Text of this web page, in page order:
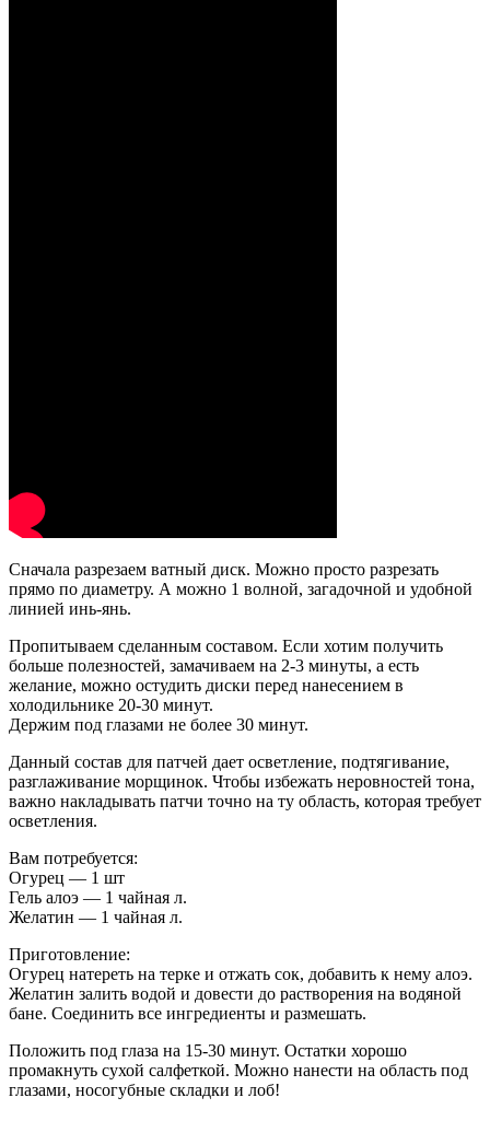
Сначала разрезаем ватный диск. Можно просто разрезать
прямо по диаметру. А можно 1 волной, загадочной и удобной
линией инь-янь.
Пропитываем сделанным составом. Если хотим получить
больше полезностей, замачиваем на 2-3 минуты, а есть
желание, можно остудить диски перед нанесением в
холодильнике 20-30 минут.
Держим под глазами не более 30 минут.
Данный состав для патчей дает осветление, подтягивание,
разглаживание морщинок. Чтобы избежать неровностей тона,
важно накладывать патчи точно на ту область, которая требует
осветления.
Вам потребуется:
Огурец — 1 шт
Гель алоэ — 1 чайная л.
Желатин — 1 чайная л.
Приготовление:
Огурец натереть на терке и отжать сок, добавить к нему алоэ.
Желатин залить водой и довести до растворения на водяной
бане. Соединить все ингредиенты и размешать.
Положить под глаза на 15-30 минут. Остатки хорошо
промакнуть сухой салфеткой. Можно нанести на область под
глазами, носогубные складки и лоб!